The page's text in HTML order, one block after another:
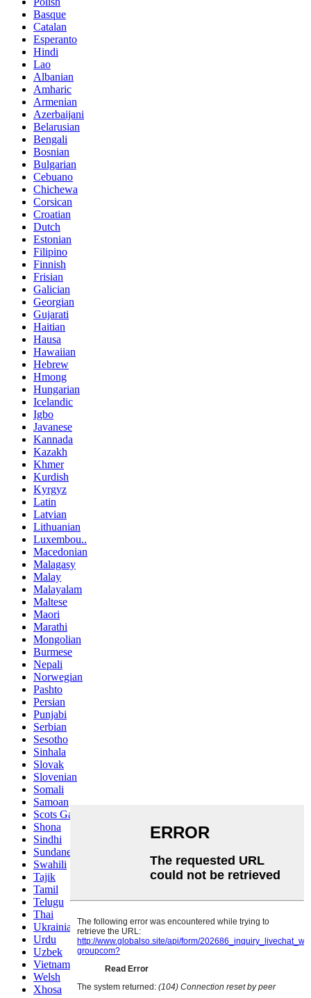
Basque
Catalan
Esperanto
Hindi
Lao
Albanian
Amharic
Armenian
Azerbaijani
Belarusian
Bengali
Bosnian
Bulgarian
Cebuano
Chichewa
Corsican
Croatian
Dutch
Estonian
Filipino
Finnish
Frisian
Galician
Georgian
Gujarati
Haitian
Hausa
Hawaiian
Hebrew
Hmong
Hungarian
Icelandic
Igbo
Javanese
Kannada
Kazakh
Khmer
Kurdish
Kyrgyz
Latin
Latvian
Lithuanian
Luxembou..
Macedonian
Malagasy
Malay
Malayalam
Maltese
Maori
Marathi
Mongolian
Burmese
Nepali
Norwegian
Pashto
Persian
Punjabi
Serbian
Sesotho
Sinhala
Slovak
Slovenian
Somali
Samoan
Scots Gaelic
Shona
Sindhi
Sundanese
Swahili
Tajik
Tamil
Telugu
Thai
Ukrainian
Urdu
Uzbek
Vietnamese
Welsh
Xhosa